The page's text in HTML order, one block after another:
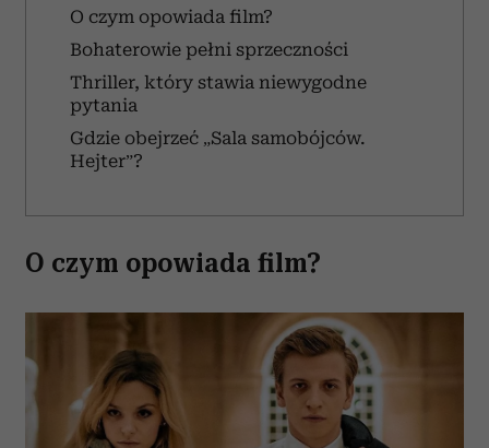
O czym opowiada film?
Bohaterowie pełni sprzeczności
Thriller, który stawia niewygodne
pytania
Gdzie obejrzeć „Sala samobójców.
Hejter”?
O czym opowiada film?